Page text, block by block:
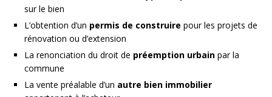
sur le bien
L’obtention d’un permis de construire pour les projets de
rénovation ou d’extension
La renonciation du droit de préemption urbain par la
commune
La vente préalable d’un autre bien immobilier